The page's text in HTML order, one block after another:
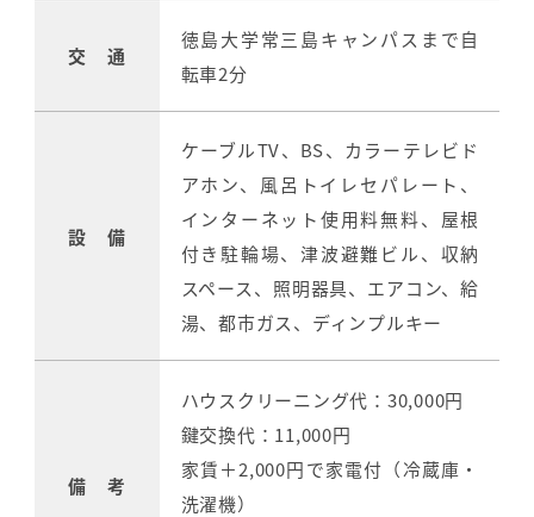
交 通
徳島大学常三島キャンパスまで自
転車2分
設 備
ケーブルTV、BS、カラーテレビド
アホン、風呂トイレセパレート、
インターネット使用料無料、屋根
付き駐輪場、津波避難ビル、収納
スペース、照明器具、エアコン、給
湯、都市ガス、ディンプルキー
備 考
ハウスクリーニング代：30,000円
鍵交換代：11,000円
家賃＋2,000円で家電付（冷蔵庫・
洗濯機）